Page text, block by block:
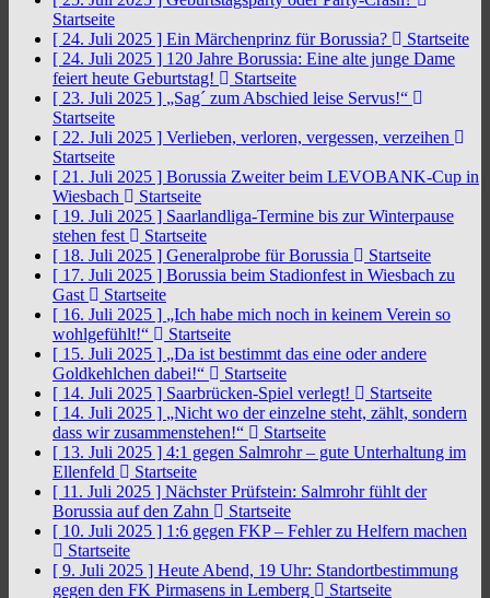
Startseite
[ 24. Juli 2025 ] Ein Märchenprinz für Borussia?
Startseite
[ 24. Juli 2025 ] 120 Jahre Borussia: Eine alte junge Dame
feiert heute Geburtstag!
Startseite
[ 23. Juli 2025 ] „Sag´ zum Abschied leise Servus!“
Startseite
[ 22. Juli 2025 ] Verlieben, verloren, vergessen, verzeihen
Startseite
[ 21. Juli 2025 ] Borussia Zweiter beim LEVOBANK-Cup in
Wiesbach
Startseite
[ 19. Juli 2025 ] Saarlandliga-Termine bis zur Winterpause
stehen fest
Startseite
[ 18. Juli 2025 ] Generalprobe für Borussia
Startseite
[ 17. Juli 2025 ] Borussia beim Stadionfest in Wiesbach zu
Gast
Startseite
[ 16. Juli 2025 ] „Ich habe mich noch in keinem Verein so
wohlgefühlt!“
Startseite
[ 15. Juli 2025 ] „Da ist bestimmt das eine oder andere
Goldkehlchen dabei!“
Startseite
[ 14. Juli 2025 ] Saarbrücken-Spiel verlegt!
Startseite
[ 14. Juli 2025 ] „Nicht wo der einzelne steht, zählt, sondern
dass wir zusammenstehen!“
Startseite
[ 13. Juli 2025 ] 4:1 gegen Salmrohr – gute Unterhaltung im
Ellenfeld
Startseite
[ 11. Juli 2025 ] Nächster Prüfstein: Salmrohr fühlt der
Borussia auf den Zahn
Startseite
[ 10. Juli 2025 ] 1:6 gegen FKP – Fehler zu Helfern machen
Startseite
[ 9. Juli 2025 ] Heute Abend, 19 Uhr: Standortbestimmung
gegen den FK Pirmasens in Lemberg
Startseite